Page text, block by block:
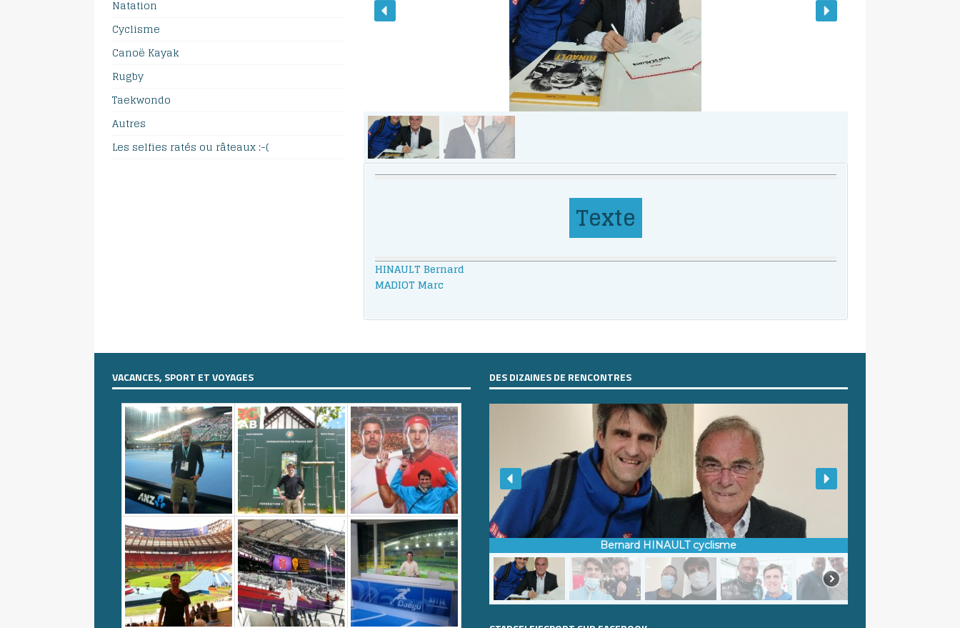
Texte
HINAULT Bernard
MADIOT Marc
Natation
Cyclisme
Canoë Kayak
Rugby
Taekwondo
Autres
Les selfies ratés ou râteaux :-(
VACANCES, SPORT ET VOYAGES DES DIZAINES DE RENCONTRES
Bernard HINAULT cyclisme